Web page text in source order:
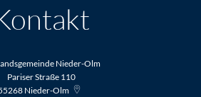
Nieder-Olm
Pariser Straße 110
Nieder-Olm